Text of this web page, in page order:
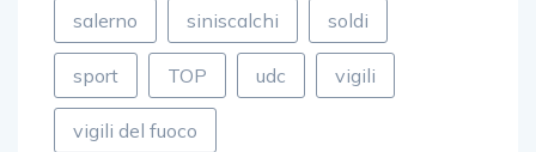
salerno siniscalchi soldi
sport TOP udc vigili
vigili del fuoco